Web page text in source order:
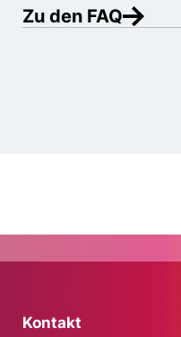
Zu den FAQ
Kontakt